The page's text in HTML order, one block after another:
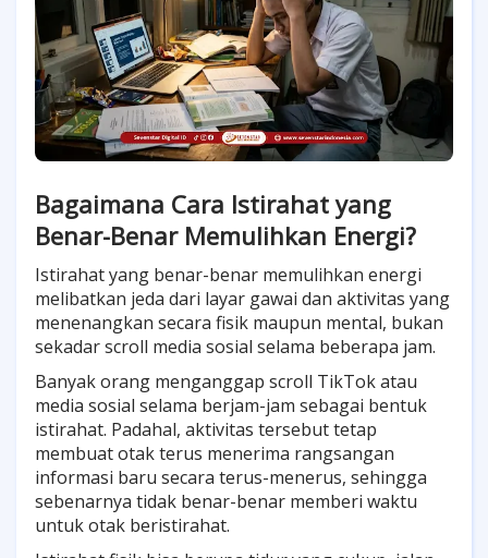
Bagaimana Cara Istirahat yang
Benar-Benar Memulihkan Energi?
Istirahat yang benar-benar memulihkan energi
melibatkan jeda dari layar gawai dan aktivitas yang
menenangkan secara fisik maupun mental, bukan
sekadar scroll media sosial selama beberapa jam.
Banyak orang menganggap scroll TikTok atau
media sosial selama berjam-jam sebagai bentuk
istirahat. Padahal, aktivitas tersebut tetap
membuat otak terus menerima rangsangan
informasi baru secara terus-menerus, sehingga
sebenarnya tidak benar-benar memberi waktu
untuk otak beristirahat.